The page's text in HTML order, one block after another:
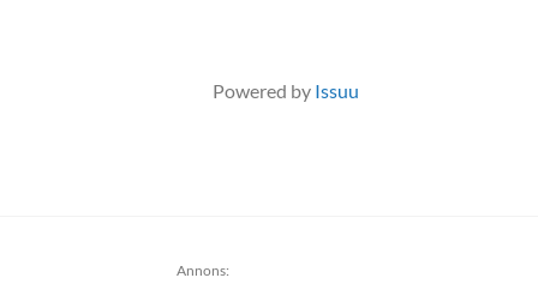
Powered by Issuu
Annons: